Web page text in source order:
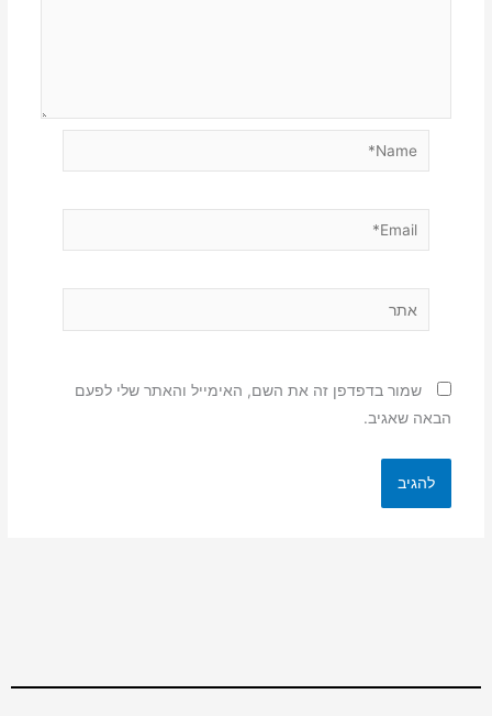
Email*
שמור בדפדפן זה את השם, האימייל והאתר שלי לפעם
הבאה שאגיב.